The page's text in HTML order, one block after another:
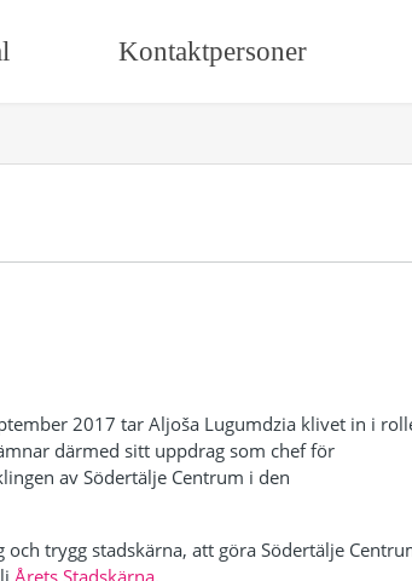
Kontaktpersoner
2017 tar Aljoša Lugumdzia klivet in i
därmed sitt uppdrag som chef för
av Södertälje Centrum i den
trygg stadskärna, att göra Södertälje
Årets Stadskärna.